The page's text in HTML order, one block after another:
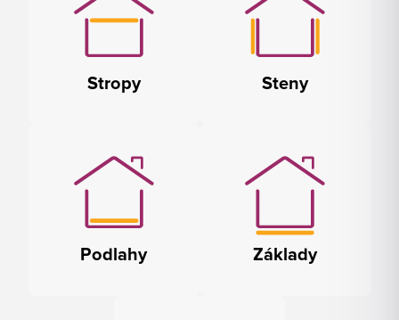
Stropy Steny
Podlahy Základy